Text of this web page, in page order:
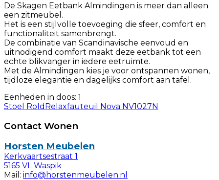
De Skagen Eetbank Almindingen is meer dan alleen
een zitmeubel.
Het is een stijlvolle toevoeging die sfeer, comfort en
functionaliteit samenbrengt.
De combinatie van Scandinavische eenvoud en
uitnodigend comfort maakt deze eetbank tot een
echte blikvanger in iedere eetruimte.
Met de Almindingen kies je voor ontspannen wonen,
tijdloze elegantie en dagelijks comfort aan tafel.
Eenheden in doos: 1
Stoel Rold Relaxfauteuil Nova NV1027N
Contact Wonen
Horsten Meubelen
Kerkvaartsestraat 1
5165 VL Waspik
Mail: info@horstenmeubelen.nl